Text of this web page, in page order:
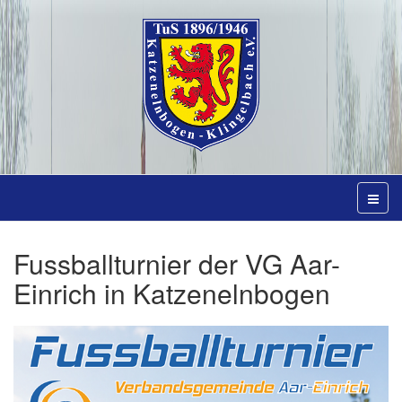
Fussballturnier der VG Aar-
Einrich in Katzenelnbogen